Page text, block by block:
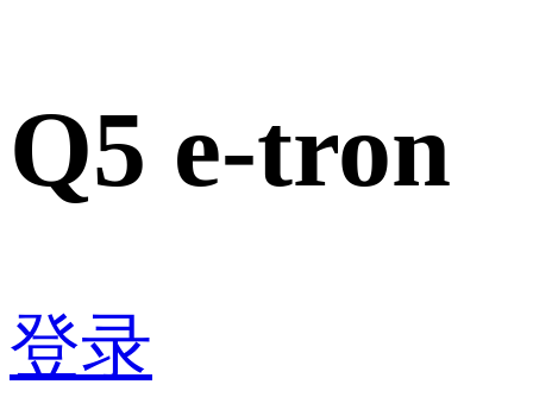
Q5 e-tron
登录